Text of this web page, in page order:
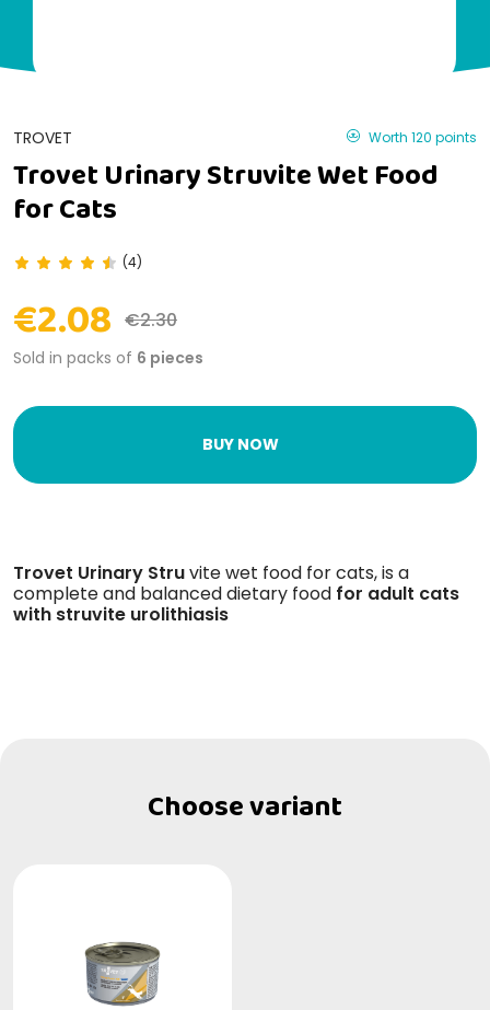
TROVET Worth 120 points
Trovet Urinary Struvite Wet Food
for Cats
(4)
€2.08 €2.30
Sold in packs of 6 pieces
BUY NOW
Trovet Urinary Struvite wet food for cats, is a
complete and balanced dietary food for adult cats
with struvite urolithiasis
Choose variant